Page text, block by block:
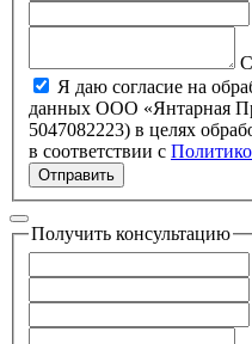
Я даю согласие на
данных ООО «Янтарная
5047082223) в целях обработки запроса и обратной связи,
в соответствии с
Отправить
Получить консультацию